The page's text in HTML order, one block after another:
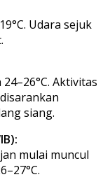
Udara sejuk
Aktivitas
siang.
mulai muncul